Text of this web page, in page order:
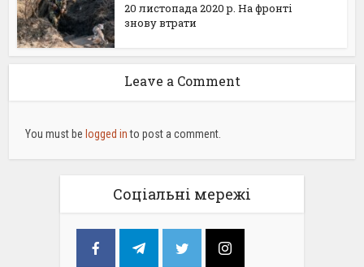
20 листопада 2020 р. На фронті
знову втрати
Leave a Comment
You must be logged into post a comment.
Соціальні мережі